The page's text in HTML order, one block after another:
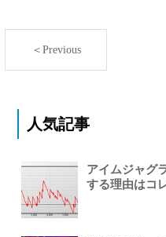
＜Previous
人気記事
アイムジャグ
する理由はコ